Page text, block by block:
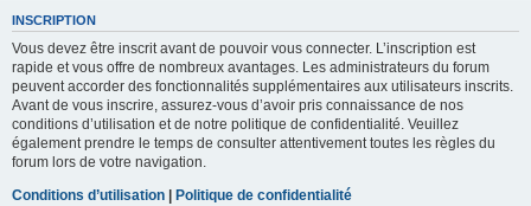
INSCRIPTION
Vous devez être inscrit avant de pouvoir vous connecter. L’inscription est
rapide et vous offre de nombreux avantages. Les administrateurs du forum
peuvent accorder des fonctionnalités supplémentaires aux utilisateurs inscrits.
Avant de vous inscrire, assurez-vous d’avoir pris connaissance de nos
conditions d’utilisation et de notre politique de confidentialité. Veuillez
également prendre le temps de consulter attentivement toutes les règles du
forum lors de votre navigation.
Conditions d’utilisation | Politique de confidentialité